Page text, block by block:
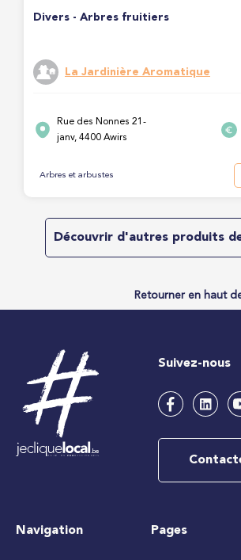
Divers - Arbres fruitiers
La Jardinière Aromatique
Rue des Nonnes 21-
janv, 4400 Awirs
Arbres et arbustes
Découvrir d'autres produits
Retourner en haut
Suivez-nous
Navigation Pages